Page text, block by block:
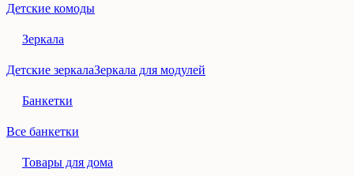
Детские комоды
Зеркала
Детские зеркалаЗеркала для модулей
Банкетки
Все банкетки
Товары для дома